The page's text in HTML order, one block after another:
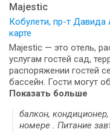
Majestic
Кобулети, пр-т Давида
карте
Majestic — это отель,
услугам гостей сад,
распоряжении гостей
бассейн. Гости могут
Показать больше
балкон,
номере . Питание